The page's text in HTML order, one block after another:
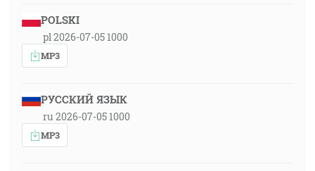
POLSKI
pl 2026-07-05 1000
MP3
РУССКИЙ ЯЗЫК
ru 2026-07-05 1000
MP3